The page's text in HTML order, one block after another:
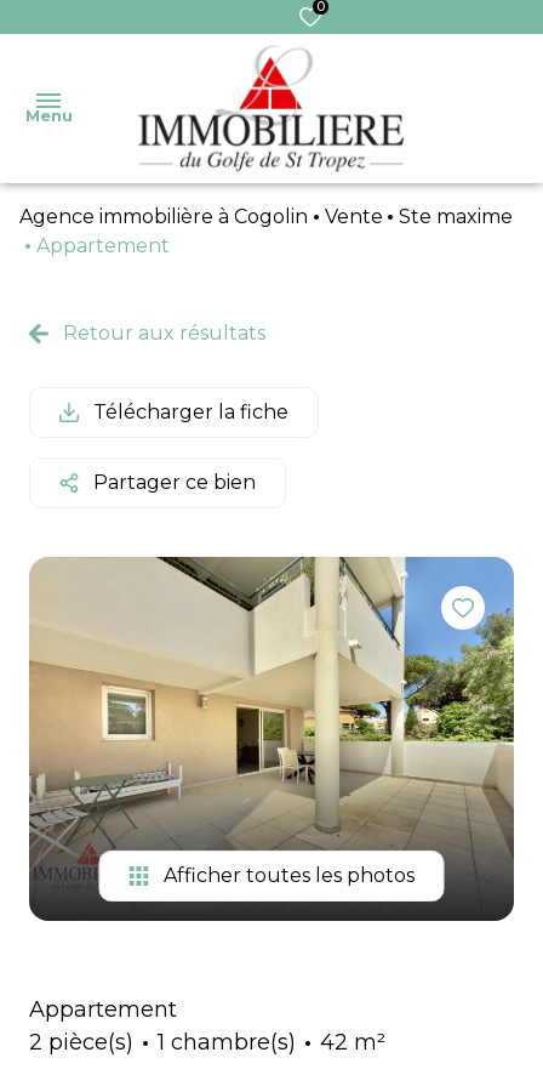
0
Menu
Accueil
biens
immo
Pro
Locations
immo pro
services
Syndic
Syndic
de
vacances
Notre
équipe
Contactez-
nous
Agence immobilière à Cogolin Vente
Ste maxime
Appartement
Retour aux résultats
Télécharger la fiche
Partager ce bien
Afficher toutes les photos
Appartement
2 pièce(s)
1 chambre(s) 42 m²